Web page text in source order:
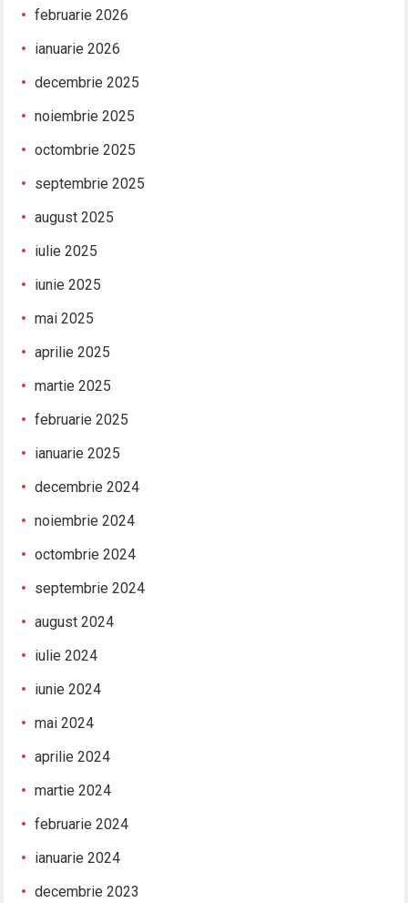
februarie 2026
ianuarie 2026
decembrie 2025
noiembrie 2025
octombrie 2025
septembrie 2025
august 2025
iulie 2025
iunie 2025
mai 2025
aprilie 2025
martie 2025
februarie 2025
ianuarie 2025
decembrie 2024
noiembrie 2024
octombrie 2024
septembrie 2024
august 2024
iulie 2024
iunie 2024
mai 2024
aprilie 2024
martie 2024
februarie 2024
ianuarie 2024
decembrie 2023